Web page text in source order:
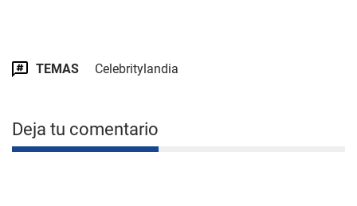
TEMAS Celebritylandia
Deja tu comentario